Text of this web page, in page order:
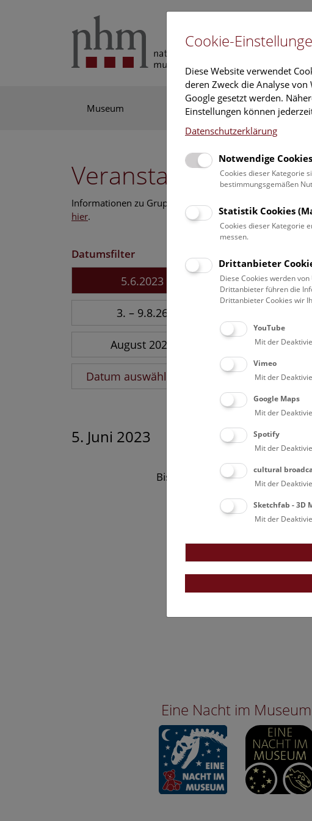
Museum Ausstellung Forschung
Informationen zu Gruppen,- Kindergarten- und
hier.
Datumsfilter
5.6.2023
3. – 9.8.26
August 2026
Datum auswählen
5. Juni 2023
Bisher keine Ergebnisse.
Eine Nacht im Museum
Cookie-
Diese Website verwendet
deren Zweck die Analyse
Google gesetzt werden.
Einstellungen können
Datenschutzerklärung
Notwendige Cookies
Cookies dieser Kategorie
bestimmungsgemäßen
Statistik Cookies
Cookies dieser Kategorie
messen.
Drittanbieter
Diese Cookies werden
Drittanbieter führen die
Drittanbieter Cookies wir
YouTube
Mit der
Vimeo
Mit der
Google Maps
Mit der
Spotify
Mit der
cultural
Mit der
Sketchfab - 3D
Mit der